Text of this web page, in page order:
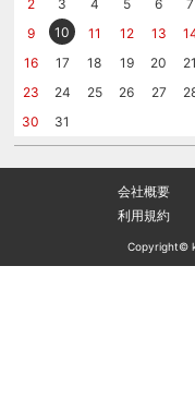
2
3 4 5 6 7
9
10 11 12 13
16
17 18 19 20 21
23
24 25 26 27
30
31
会社概要
利用規約
Copyright©